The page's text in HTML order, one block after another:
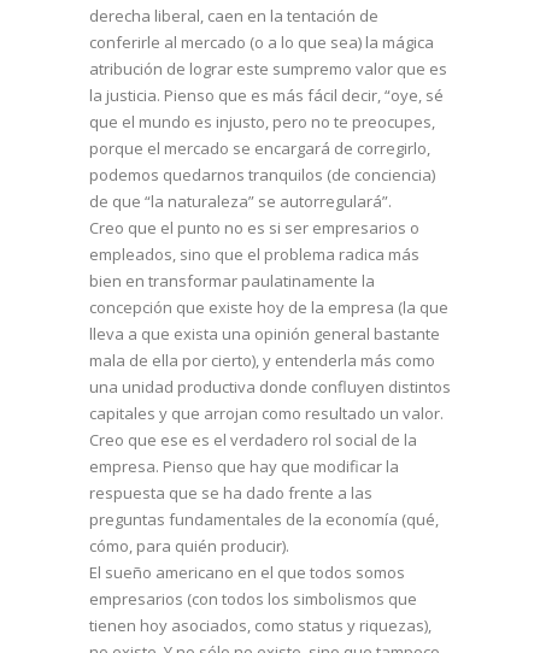
derecha liberal, caen en la tentación de
conferirle al mercado (o a lo que sea) la mágica
atribución de lograr este sumpremo valor que es
la justicia. Pienso que es más fácil decir, “oye, sé
que el mundo es injusto, pero no te preocupes,
porque el mercado se encargará de corregirlo,
podemos quedarnos tranquilos (de conciencia)
de que “la naturaleza” se autorregulará”.
Creo que el punto no es si ser empresarios o
empleados, sino que el problema radica más
bien en transformar paulatinamente la
concepción que existe hoy de la empresa (la que
lleva a que exista una opinión general bastante
mala de ella por cierto), y entenderla más como
una unidad productiva donde confluyen distintos
capitales y que arrojan como resultado un valor.
Creo que ese es el verdadero rol social de la
empresa. Pienso que hay que modificar la
respuesta que se ha dado frente a las
preguntas fundamentales de la economía (qué,
cómo, para quién producir).
El sueño americano en el que todos somos
empresarios (con todos los simbolismos que
tienen hoy asociados, como status y riquezas),